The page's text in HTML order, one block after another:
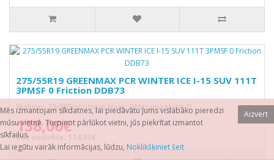
275/55R19 GREENMAX PCR WINTER ICE I-15 SUV 111T
3PMSF 0 Friction DDB73
Skaļums: 73dBEkonomijas klase: DMitruma klase: D..
138,00€
Bez nodokļa: 114,05€
Aizvert
Mēs izmantojam sīkdatnes, lai piedāvātu Jums vislabāko pieredzi
mūsu vietnē. Turpinot pārlūkot vietni, jūs piekrītat izmantot
sīkfailus.
Lai iegūtu vairāk informācijas, lūdzu, Noklikšķiniet šeit